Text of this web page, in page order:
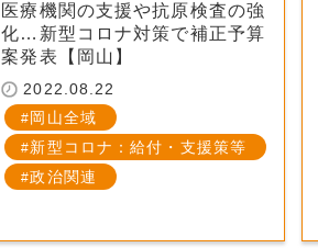
医療機関の支援や抗原検査の強
化…新型コロナ対策で補正予算
案発表【岡山】
2022.08.22
岡山全域
新型コロナ：給付・支援策等
政治関連